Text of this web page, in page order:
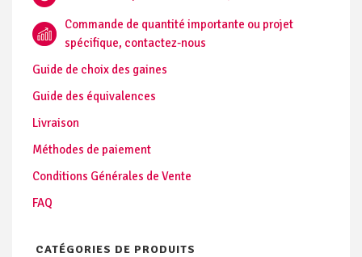
Commande de quantité importante ou projet
spécifique, contactez-nous
Guide de choix des gaines
Guide des équivalences
Livraison
Méthodes de paiement
Conditions Générales de Vente
FAQ
CATÉGORIES DE PRODUITS